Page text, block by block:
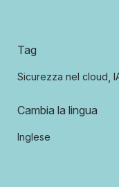
Tag
Sicurezza nel cloud,
Cambia la lingua
Inglese